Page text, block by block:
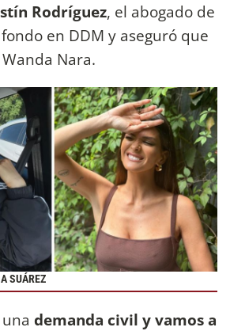
Rodríguez, el abogado de
en DDM y aseguró que
Nara.
SUÁREZ
demanda civil y vamos a